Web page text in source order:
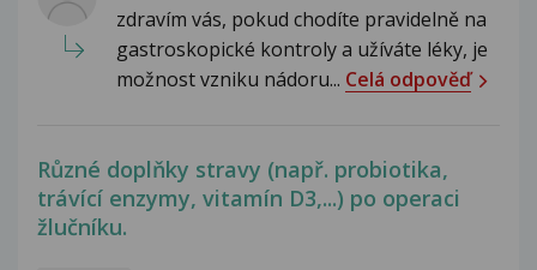
zdravím vás, pokud chodíte pravidelně na
gastroskopické kontroly a užíváte léky, je
možnost vzniku nádoru... Celá odpověď
Různé doplňky stravy (např. probiotika,
trávící enzymy, vitamín D3,...) po operaci
žlučníku.